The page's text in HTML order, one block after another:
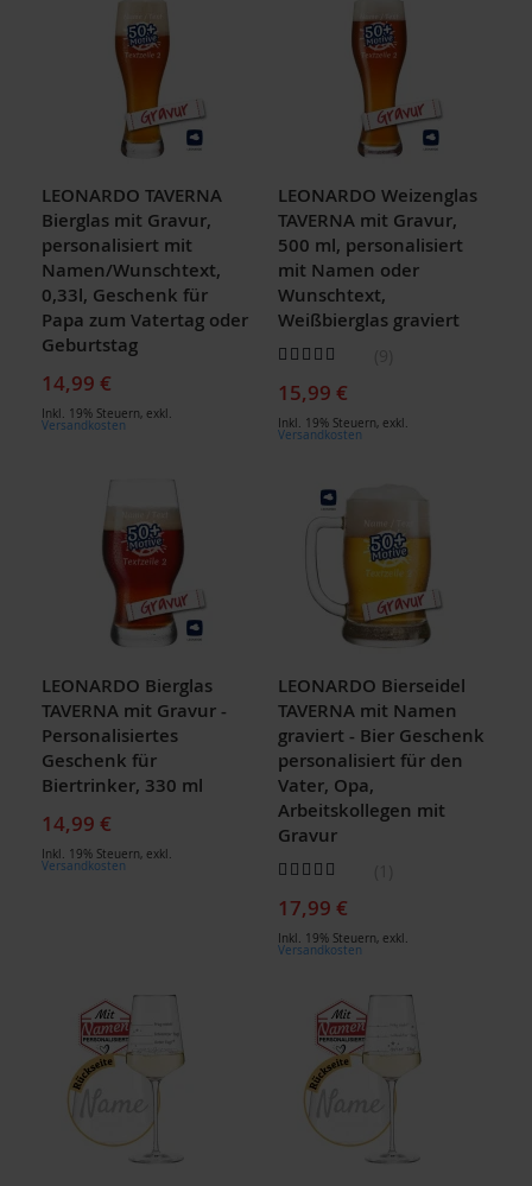
LEONARDO TAVERNA
Bierglas mit Gravur,
personalisiert mit
Namen/Wunschtext,
0,33l, Geschenk für
Papa zum Vatertag oder
Geburtstag
14,99 €
Inkl. 19% Steuern, exkl.
Versandkosten
LEONARDO Weizenglas
TAVERNA mit Gravur,
500 ml, personalisiert
mit Namen oder
Wunschtext,
Weißbierglas graviert
Bewertung:
15,99 €
Inkl. 19% Steuern, exkl.
Versandkosten
LEONARDO Bierglas
TAVERNA mit Gravur -
Personalisiertes
Geschenk für
Biertrinker, 330 ml
14,99 €
Inkl. 19% Steuern, exkl.
Versandkosten
LEONARDO Bierseidel
TAVERNA mit Namen
graviert - Bier Geschenk
personalisiert für den
Vater, Opa,
Arbeitskollegen mit
Gravur
Bewertung:
17,99 €
Inkl. 19% Steuern, exkl.
Versandkosten